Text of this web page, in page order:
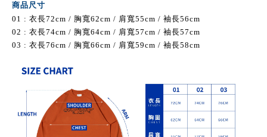
商品尺寸
01 : 衣長72cm / 胸寬62cm / 肩寬55cm / 袖長56cm
02 : 衣長74cm / 胸寬64cm / 肩寬57cm / 袖長57cm
03 : 衣長76cm / 胸寬66cm / 肩寬59cm / 袖長58cm